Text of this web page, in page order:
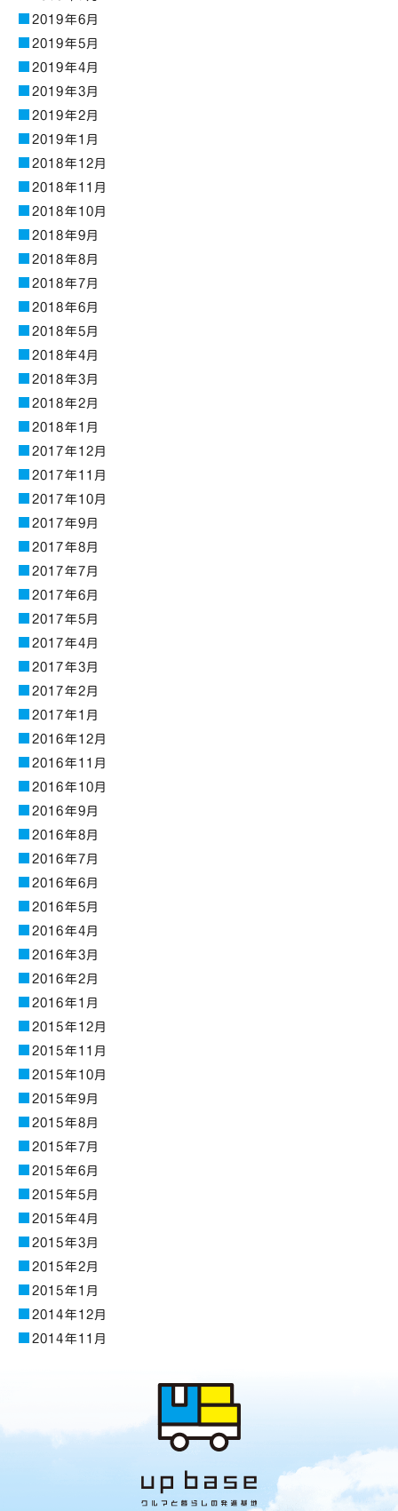
2019年6月
2019年5月
2019年4月
2019年3月
2019年2月
2019年1月
2018年12月
2018年11月
2018年10月
2018年9月
2018年8月
2018年7月
2018年6月
2018年5月
2018年4月
2018年3月
2018年2月
2018年1月
2017年12月
2017年11月
2017年10月
2017年9月
2017年8月
2017年7月
2017年6月
2017年5月
2017年4月
2017年3月
2017年2月
2017年1月
2016年12月
2016年11月
2016年10月
2016年9月
2016年8月
2016年7月
2016年6月
2016年5月
2016年4月
2016年3月
2016年2月
2016年1月
2015年12月
2015年11月
2015年10月
2015年9月
2015年8月
2015年7月
2015年6月
2015年5月
2015年4月
2015年3月
2015年2月
2015年1月
2014年12月
2014年11月